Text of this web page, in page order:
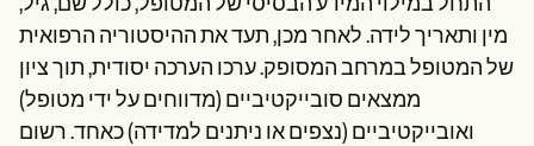
התחל במילוי המידע הבסיסי של המטופל, כולל שם, גיל,
מין ותאריך לידה. לאחר מכן, תעד את ההיסטוריה הרפואית
של המטופל במרחב המסופק. ערכו הערכה יסודית, תוך ציון
ממצאים סובייקטיביים (מדווחים על ידי מטופל)
ואובייקטיביים (נצפים או ניתנים למדידה) כאחד. רשום